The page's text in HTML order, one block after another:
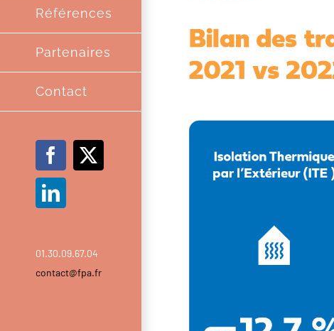
Références
Partenaires
Contact
Facebook
X
LinkedIn
01.30.09.67.04
contact@fpa.fr